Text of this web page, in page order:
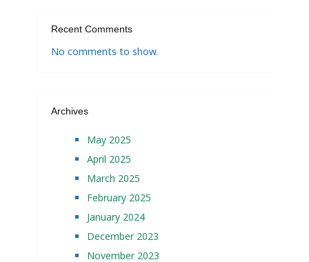
Recent Comments
No comments to show.
Archives
May 2025
April 2025
March 2025
February 2025
January 2024
December 2023
November 2023